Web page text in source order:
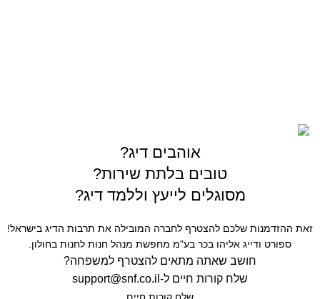
אוהבים דיג?
טובים בלתת שירות?
מסוגלים לייעץ וללמד דיג?
זאת ההזדמנות שלכם להצטרף לחברה המובילה את תרבות הדיג בישראל!
ספורט ודייג אליהו בכר בע"מ מחפשת מנהל חנות לחנות בחולון.
חושב שאתה מתאים להצטרף למשפחה?
שלח קורות חיים ל- support@snf.co.il